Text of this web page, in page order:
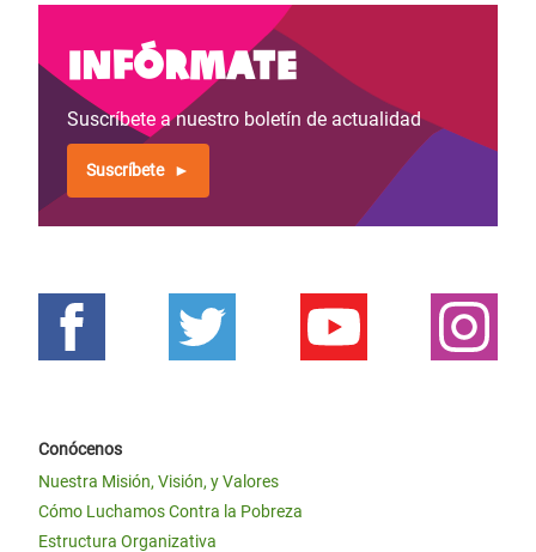
Infórmate
Suscríbete a nuestro boletín de actualidad
Suscríbete
Conócenos
Nuestra Misión, Visión, y Valores
Cómo Luchamos Contra la Pobreza
Estructura Organizativa